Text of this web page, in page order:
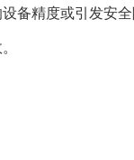
备精度或引发安全